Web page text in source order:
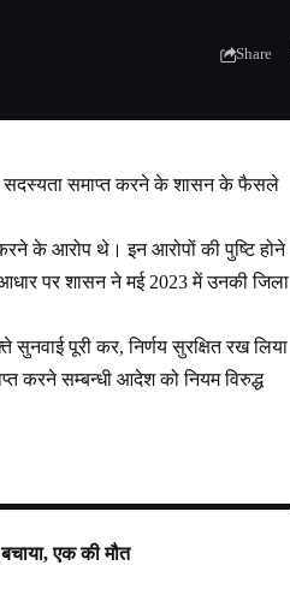
Share
सदस्यता समाप्त करने के शासन के फैसले
के आरोप थे। इन आरोपों की पुष्टि होने
पर शासन ने मई 2023 में उनकी जिला
पूरी कर, निर्णय सुरक्षित रख लिया
करने सम्बन्धी आदेश को नियम विरुद्ध
एक की मौत